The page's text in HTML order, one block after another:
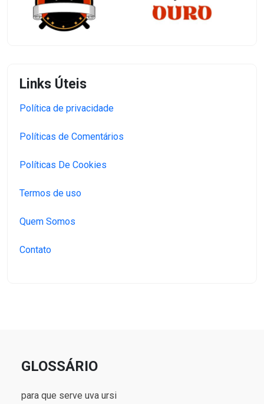
Links Úteis
Política de privacidade
Políticas de Comentários
Políticas De Cookies
Termos de uso
Quem Somos
Contato
GLOSSÁRIO
para que serve uva ursi